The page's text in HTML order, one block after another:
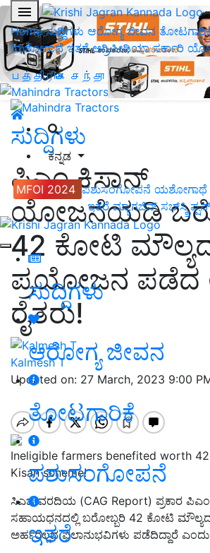
Home ಸುದ್ದಿಗಳು ಆರೋಗ್ಯ ಜೀವನ
ಯಶೋಗಾಥೆ ಇತರೆ ಅಗ್ರಿಪೀಡಿಯಾ ಸರ್ಕಾರಿ
பத்திரிகை சந்தா
ಕನ್ನಡ
MFOI 2024 ಪಶುಸಂಗೋಪನೆ ಯಶೋಗಾಥೆ
ಇತರೆ ಮ್ಯಾಗಜಿನ್‌
ಸುದ್ದಿಗಳು
ಆರೋಗ್ಯ ಜೀವನ
ತೋಟಗಾರಿಕೆ
ಪಶುಸಂಗೋಪನೆ
ಇತರೆ
ಸುದ್ದಿಗಳು
ಪಿಎಂ ಕಿಸಾನ್‌
ಯೋಜನೆಯಡಿ
42 ಕೋಟಿ
ಪ್ರಯೋಜನ ಪಡೆದ
ರೈತರು!
Kalmesh T
Updated on: 27 March, 2023 9:00
Ineligible farmers benefited worth
Kisan scheme!
ಸಿಎಜಿ ವರದಿಯ (CAG Report) ಪ್ರಕಾರ
ಸಹಾಯಧನದಲ್ಲಿ ಬರೋಬ್ಬರಿ 42 ಕೋಟಿ ಮೌಲ್ಯದ
ಅರ್ಹರಲ್ಲದ ಫಲಾನುಭವಿಗಳು ಪಡೆದಿದ್ದಾರೆ